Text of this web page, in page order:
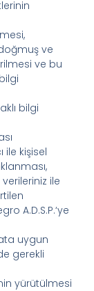
ve
ve bu
bilgi
ile kişisel
,
ile
A.D.S.P.‘ye
uygun
gerekli
yürütülmesi